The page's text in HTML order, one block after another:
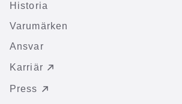
Historia
Varumärken
Ansvar
Karriär
Press